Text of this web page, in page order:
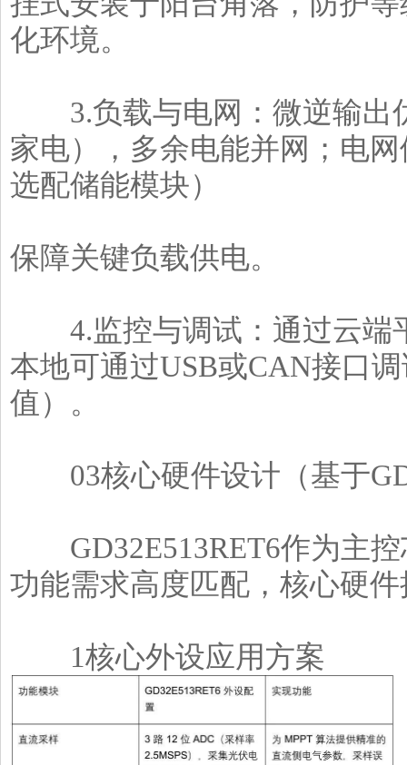
化环境。
3.负载与电网：微逆输出
家电），多余电能并网；电
选配储能模块）
保障关键负载供电。
4.监控与调试：通过云端
本地可通过USB或CAN接口
值）。
03核心硬件设计（基于
GD32E513RET6作为主控
功能需求高度匹配，核心硬
1核心外设应用方案